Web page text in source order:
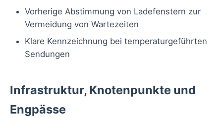
Vorherige Abstimmung von Ladefenstern zur
Vermeidung von Wartezeiten
Klare Kennzeichnung bei temperaturgeführten
Sendungen
Infrastruktur, Knotenpunkte und
Engpässe